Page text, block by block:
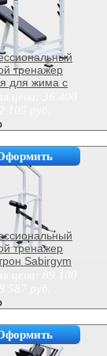
тренажер
для жима с
покупку
тренажер
Sabirgym